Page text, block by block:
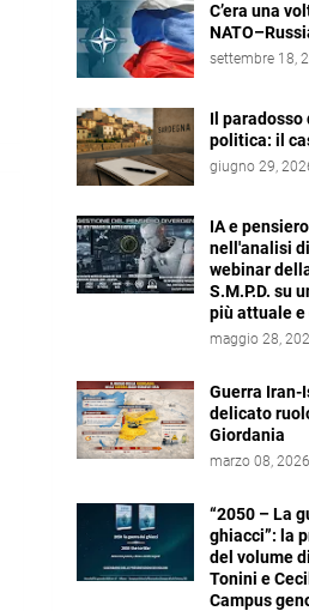
C’era una
settembre 18,
Il paradosso
politica: il
giugno 29,
IA e
nell'analisi
webinar
S.M.P.D. su
più attuale e
maggio 28,
Guerra Iran-
delicato
Giordania
marzo 08, 2026
“2050 – La
ghiacci”: la
del volume
Tonini e
Campus